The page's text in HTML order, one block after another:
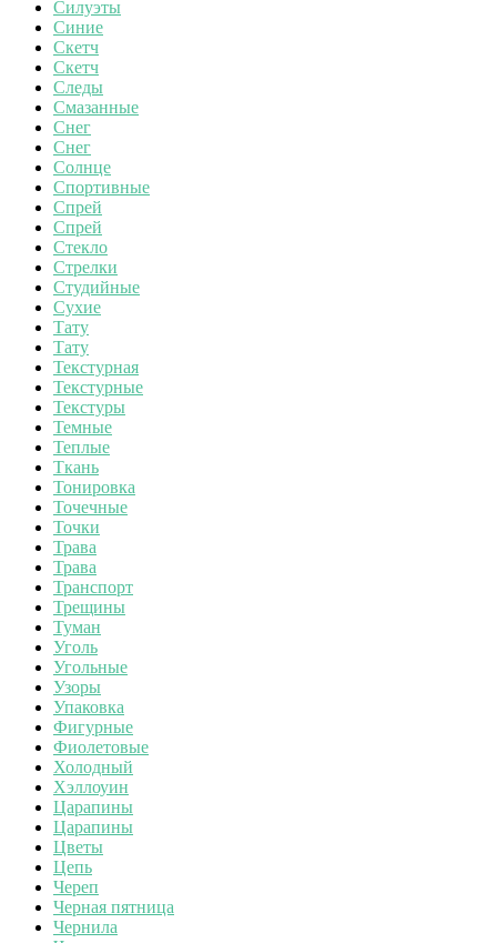
Силуэты
Синие
Скетч
Скетч
Следы
Смазанные
Снег
Снег
Солнце
Спортивные
Спрей
Спрей
Стекло
Стрелки
Студийные
Сухие
Тату
Тату
Текстурная
Текстурные
Текстуры
Темные
Теплые
Ткань
Тонировка
Точечные
Точки
Трава
Трава
Транспорт
Трещины
Туман
Уголь
Угольные
Узоры
Упаковка
Фигурные
Фиолетовые
Холодный
Хэллоуин
Царапины
Царапины
Цветы
Цепь
Череп
Черная пятница
Чернила